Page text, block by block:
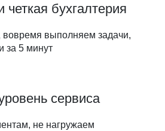
четкая бухгалтерия
вовремя выполняем задачи,
за 5 минут
сервиса
не нагружаем